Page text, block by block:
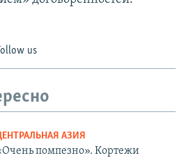
us
АЗИЯ
помпезно». Кортежи